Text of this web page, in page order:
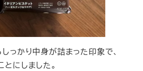
っかり中身が詰まった印象で、
にしました。